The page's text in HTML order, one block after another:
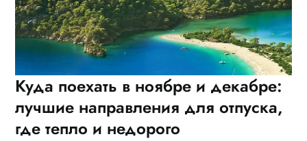
Куда поехать в ноябре и декабре:
лучшие направления для отпуска,
где тепло и недорого